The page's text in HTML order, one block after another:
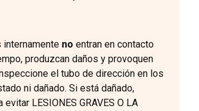
no entran en contacto
produzcan daños y provoquen
el tubo de dirección en los
ni dañado. Si está dañado,
LESIONES GRAVES O LA